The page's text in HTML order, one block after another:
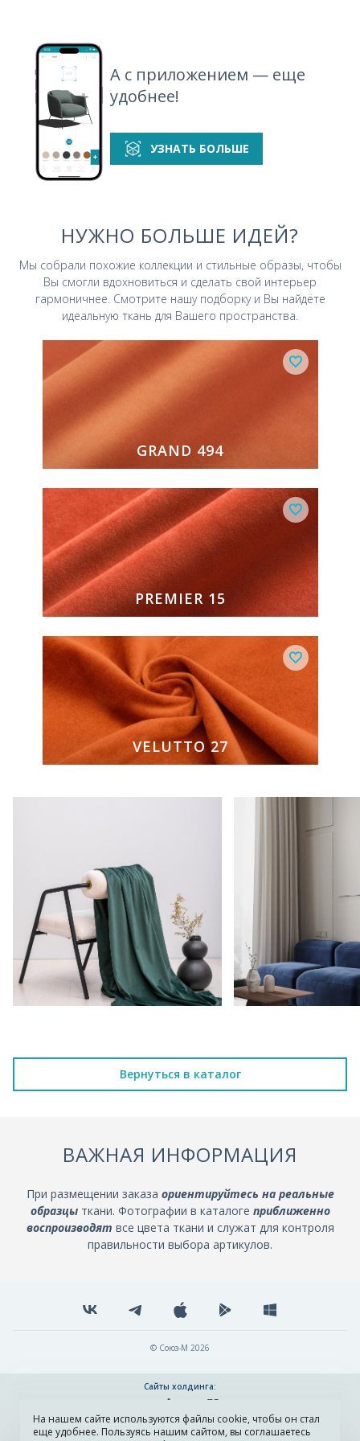
California 975
А с приложением — еще
удобнее!
УЗНАТЬ БОЛЬШЕ
НУЖНО БОЛЬШЕ ИДЕЙ?
Мы собрали похожие коллекции и стильные образы, чтобы
Вы смогли вдохновиться и сделать свой интерьер
гармоничнее. Смотрите нашу подборку и Вы найдёте
идеальную ткань для Вашего пространства.
GRAND 494
PREMIER 15
VELUTTO 27
Вернуться в каталог
ВАЖНАЯ ИНФОРМАЦИЯ
При размещении заказа ориентируйтесь на реальные
образцыткани. Фотографии в каталоге приближенно
воспроизводят все цвета ткани и служат для контроля
правильности выбора артикулов.
© Союз-М 2026
Сайты холдинга:
Разработка и поддержка сайта ADN
На нашем сайте используются файлы cookie, чтобы он стал
еще удобнее. Пользуясь нашим сайтом, вы соглашаетесь